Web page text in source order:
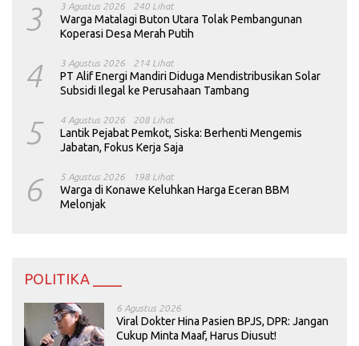
3 3 Agustus 2026 240 Lihat
Warga Matalagi Buton Utara Tolak Pembangunan
Koperasi Desa Merah Putih
4 3 Agustus 2026 214 Lihat
PT Alif Energi Mandiri Diduga Mendistribusikan Solar
Subsidi Ilegal ke Perusahaan Tambang
5 4 Agustus 2026 208 Lihat
Lantik Pejabat Pemkot, Siska: Berhenti Mengemis
Jabatan, Fokus Kerja Saja
6 5 Agustus 2026 198 Lihat
Warga di Konawe Keluhkan Harga Eceran BBM
Melonjak
POLITIKA ____
6 Agustus 2026
Viral Dokter Hina Pasien BPJS, DPR: Jangan
Cukup Minta Maaf, Harus Diusut!